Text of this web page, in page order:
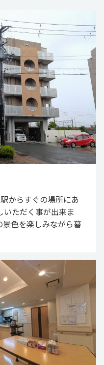
からすぐの場所にあ
いただく事が出来ま
色を楽しみながら暮